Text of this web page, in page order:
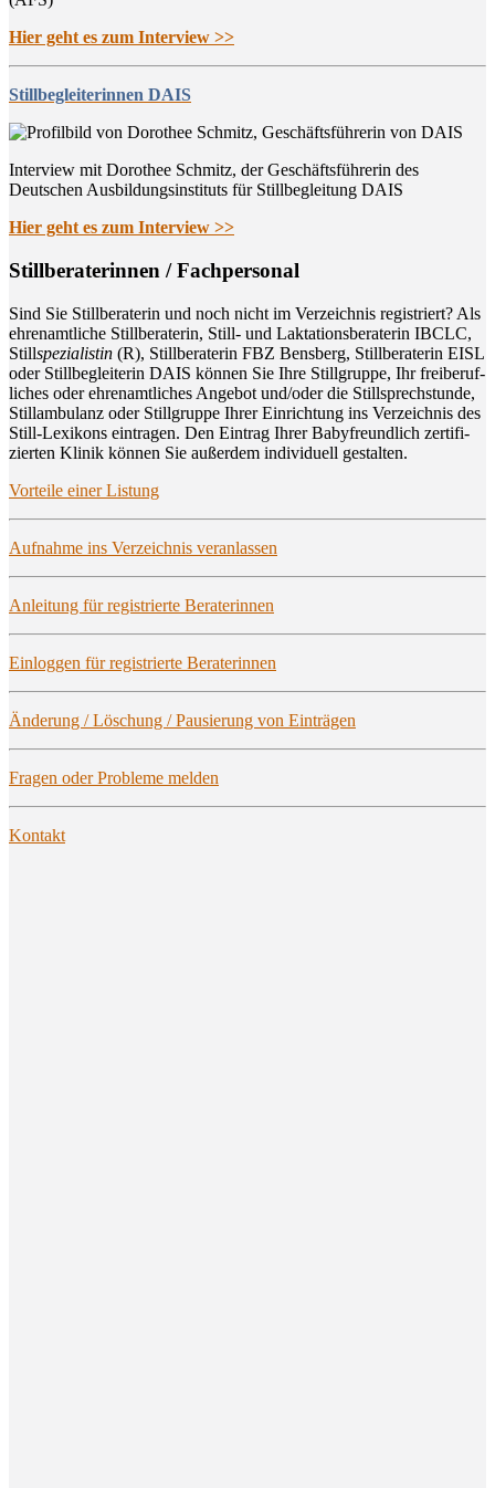
Hier geht es zum Interview >>
Stillbegleiterinnen DAIS
Interview mit Dorothee Schmitz, der Geschäftsführerin des
Deutschen Ausbildungsinstituts für Stillbegleitung DAIS
Hier geht es zum Interview >>
Still­be­ra­te­rin­nen / Fachpersonal
Sind Sie Still­be­ra­te­rin und noch nicht im Ver­zeich­nis regis­triert? Als
ehren­amt­li­che Still­be­ra­te­rin, Still- und Lak­ta­ti­ons­be­ra­te­rin IBCLC,
Stillspe­zia­lis­tin (R), Still­be­ra­te­rin FBZ Bens­berg, Still­be­ra­te­rin EISL
oder Still­be­glei­te­rin DAIS kön­nen Sie Ihre Still­grup­pe, Ihr frei­be­ruf­
li­ches oder ehren­amt­li­ches Ange­bot und/oder die Still­sprech­stun­de,
Still­am­bu­lanz oder Still­grup­pe Ihrer Ein­rich­tung ins Ver­zeich­nis des
Still-Lexi­kons ein­tra­gen. Den Ein­trag Ihrer Baby­freund­lich zer­ti­fi­
zier­ten Kli­nik kön­nen Sie außer­dem indi­vi­du­ell gestalten.
Vor­tei­le einer Listung
Auf­nah­me ins Ver­zeich­nis veranlassen
Anlei­tung für regis­trier­te Beraterinnen
Ein­log­gen für regis­trier­te Beraterinnen
Ände­rung / Löschung / Pau­sie­rung von Einträgen
Fra­gen oder Pro­ble­me melden
Kon­takt